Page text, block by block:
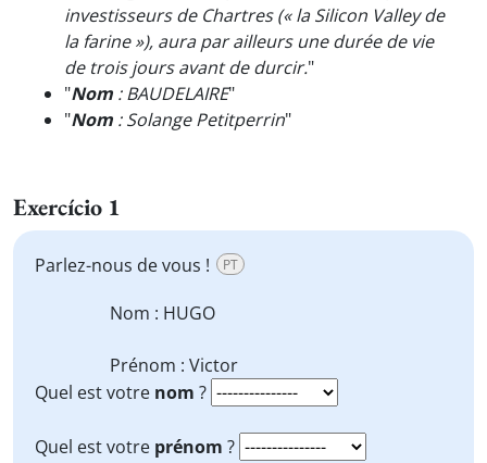
investisseurs de Chartres (« la Silicon Valley de
la farine »), aura par ailleurs une durée de vie
de trois jours avant de durcir."
"Nom : BAUDELAIRE"
"Nom : Solange Petitperrin"
Exercício 1
Parlez-nous de vous ! PT
Nom : HUGO
Prénom : Victor
Quel est votre nom ?
Quel est votre prénom ?